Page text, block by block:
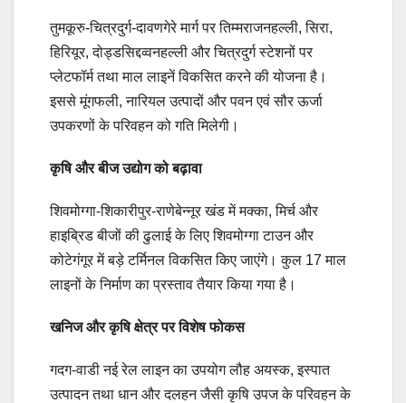
तुमकूरु-चित्रदुर्ग-दावणगेरे मार्ग पर तिम्मराजनहल्ली, सिरा,
हिरियूर, दोड्डसिद्दव्वनहल्ली और चित्रदुर्ग स्टेशनों पर
प्लेटफॉर्म तथा माल लाइनें विकसित करने की योजना है।
इससे मूंगफली, नारियल उत्पादों और पवन एवं सौर ऊर्जा
उपकरणों के परिवहन को गति मिलेगी।
कृषि और बीज उद्योग को बढ़ावा
शिवमोग्गा-शिकारीपुर-राणेबेन्नूर खंड में मक्का, मिर्च और
हाइब्रिड बीजों की ढुलाई के लिए शिवमोग्गा टाउन और
कोटेगंगूर में बड़े टर्मिनल विकसित किए जाएंगे। कुल 17 माल
लाइनों के निर्माण का प्रस्ताव तैयार किया गया है।
खनिज और कृषि क्षेत्र पर विशेष फोकस
गदग-वाडी नई रेल लाइन का उपयोग लौह अयस्क, इस्पात
उत्पादन तथा धान और दलहन जैसी कृषि उपज के परिवहन के